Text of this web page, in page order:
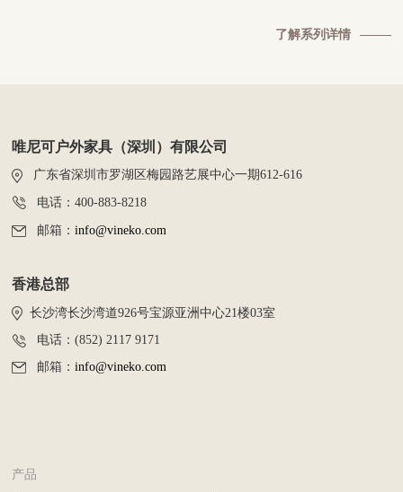
了解系列详情
唯尼可户外家具（深圳）有限公司
广东省深圳市罗湖区梅园路艺展中心一期612-616
电话：400-883-8218
邮箱：info@vineko.com
香港总部
长沙湾长沙湾道926号宝源亚洲中心21楼03室
电话：(852) 2117 9171
邮箱：info@vineko.com
产品